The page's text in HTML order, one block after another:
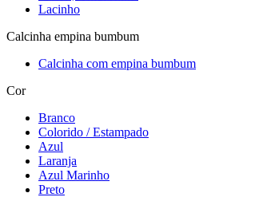
Lacinho
Calcinha empina bumbum
Calcinha com empina bumbum
Cor
Branco
Colorido / Estampado
Azul
Laranja
Azul Marinho
Preto